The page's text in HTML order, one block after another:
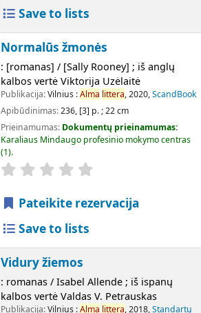
Save to lists
Normalūs žmonės
: [romanas] / [Sally Rooney] ; iš anglų
kalbos vertė Viktorija Uzėlaitė
Publikacija:Vilnius :Alma littera, 2020,ScandBook
Apibūdinimas:236, [3] p. ; 22 cm
Prieinamumas: Dokumentų prieinamumas:
Karaliaus Mindaugo profesinio mokymo centras
(1).
Pateikite rezervacija
Save to lists
Vidury žiemos
: romanas / Isabel Allende ; iš ispanų
kalbos vertė Valdas V. Petrauskas
Publikacija:Vilnius :Alma littera, 2018,Standartų